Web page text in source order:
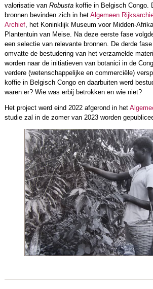
valorisatie van Robustakoffie in Belgisch Congo.
bronnen bevinden zich in het Algemeen
Archief, het Koninklijk Museum voor Midden-
Plantentuin van Meise. Na deze eerste fase
een selectie van relevante bronnen. De derde
omvatte de bestudering van het verzamelde
worden naar de initiatieven van botanici in de
verdere (wetenschappelijke en commerciële)
koffie in Belgisch Congo en daarbuiten werd
waren er? Wie was erbij betrokken en wie niet?
Het project werd eind 2022 afgerond in het
studie zal in de zomer van 2023 worden